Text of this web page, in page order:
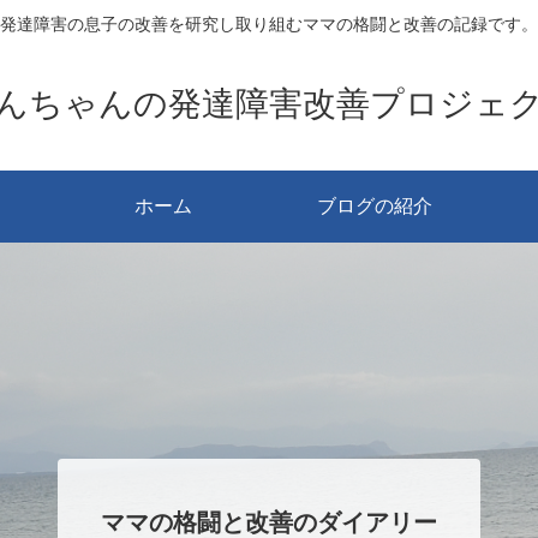
発達障害の息子の改善を研究し取り組むママの格闘と改善の記録です。
ちゃんの発達障害改善プロジェ
ホーム ブログの紹介
ママの格闘と改善のダイアリー